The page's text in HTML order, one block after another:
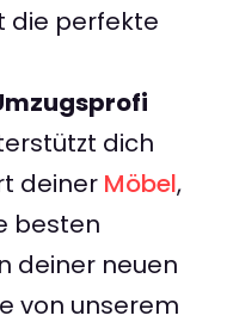
die perfekte
dich
deiner Möbel,
besten
deiner neuen
von unserem